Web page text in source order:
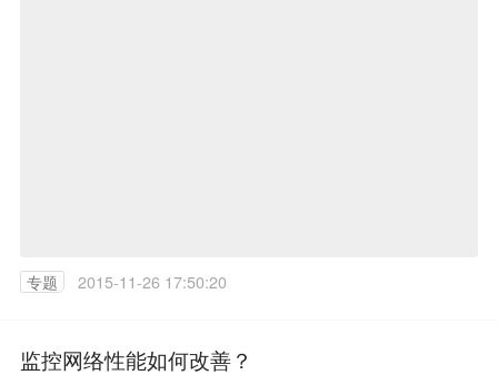
专题 2015-11-26 17:50:20
监控网络性能如何改善？